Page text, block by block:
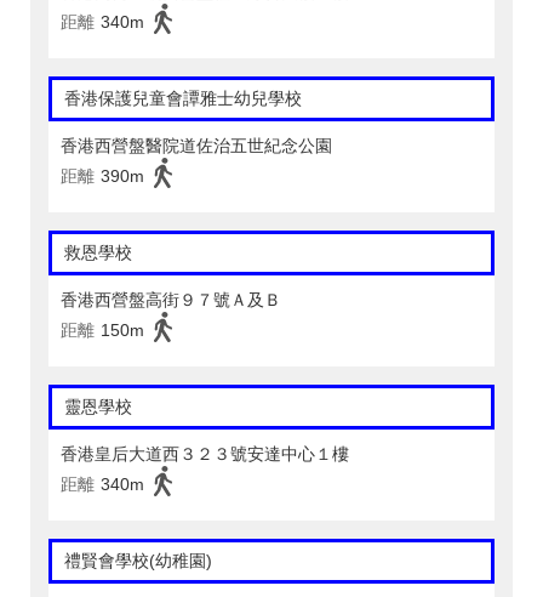
距離 340m
香港保護兒童會譚雅士幼兒學校
香港西營盤醫院道佐治五世紀念公園
距離 390m
救恩學校
香港西營盤高街９７號Ａ及Ｂ
距離 150m
靈恩學校
香港皇后大道西３２３號安達中心１樓
距離 340m
禮賢會學校(幼稚園)